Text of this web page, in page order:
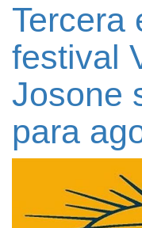
Tercera
festival
Josone
para